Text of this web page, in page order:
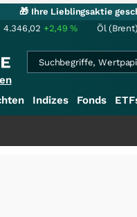
🎁 Ihre Lieblingsaktie
4.346,02 +2,49% Öl (Brent)
Indizes Fonds